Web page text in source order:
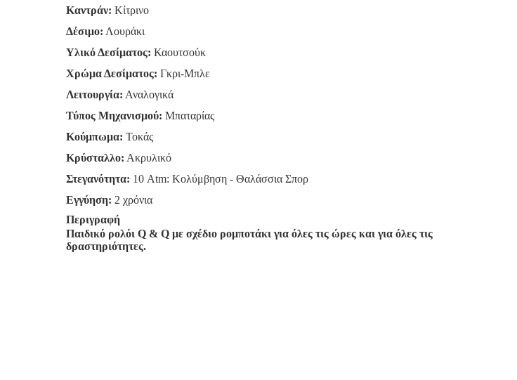
Καντράν: Κίτρινο
Δέσιμο: Λουράκι
Υλικό Δεσίματος: Καουτσούκ
Χρώμα Δεσίματος: Γκρι-Μπλε
Λειτουργία: Αναλογικά
Τύπος Μηχανισμού: Μπαταρίας
Κούμπωμα: Τοκάς
Κρύσταλλο: Ακρυλικό
Στεγανότητα: 10 Atm: Κολύμβηση - Θαλάσσια Σπορ
Εγγύηση: 2 χρόνια
Περιγραφή
Παιδικό ρολόι Q & Q με σχέδιο ρομποτάκι για όλες τις ώρες και για όλες τις
δραστηριότητες.